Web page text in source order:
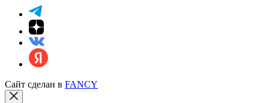
Сайт сделан в FANCY